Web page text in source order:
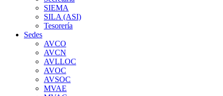
SIEMA
SILA (ASI)
Tesorería
Sedes
AVCO
AVCN
AVLLOC
AVOC
AVSOC
MVAE